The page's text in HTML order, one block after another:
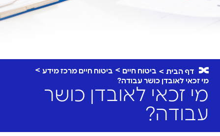
דף הבית ביטוח חיים
ביטוח חיים מרכז מידע
מי זכאי לאובדן כושר עבודה?
מי זכאי לאובדן כושר
עבודה?